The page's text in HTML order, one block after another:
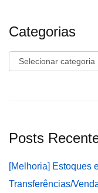
Categorias
Categorias
Posts
[Melhoria] Estoques
Transferências/